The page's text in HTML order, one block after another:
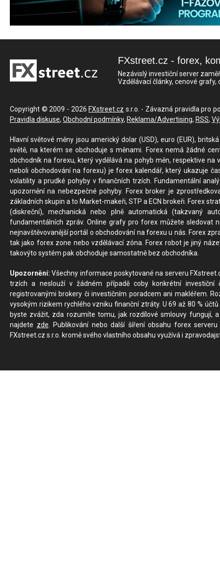
FXstreet.cz - forex,
Nezávislý investiční server
Vzdělávací články, cenové
Copyright © 2009 - 2026 FXstreet.cz s.r.o. - Závazná pravidla pro
Pravidla diskuse, Obchodní podmínky, Reklama/Advertising, RSS,
Hlavní světové měny jsou americký dolar (USD), euro (EUR),
světě, na kterém se obchoduje s měnami. Forex nemá žádné
obchodník na forexu, který vydělává na pohyb měn, respektive
neboli obchodování na forexu) je forex kalendář, který ukazuje
volatility a prudké pohyby v finančních trzích. Fundamentální
upozornění na nebezpečné pohyby. Forex broker je
základních skupin a to Market-makeři, STP a ECN brokeři. Forex
(diskreční), mechanická nebo plně automatická (takzvaný
fundamentálních zpráv. Online grafy pro forex můžete sledovat
nejnavštěvovanější portál o obchodování na forexu u nás. Forex
tak jako forex zone nebo vzdělávací zóna. Forex robot je jiný
takovýto systém pak obchoduje samostatně bez obchodníka.
Upozornění: Všechny informace poskytované na serveru
trzích a neslouží v žádném případě coby konkrétní investiční
registrovanými brokery či investičním poradcem ani makléřem.
vysokým rizikem rychlého vzniku finanční ztráty. U 69 až 80 %
byste zvážit, zda rozumíte tomu, jak rozdílové smlouvy fungují,
najdete zde. Publikování nebo další šíření obsahu forex
FXstreet.cz s.r.o. kromě svého vlastního obsahu využívá i